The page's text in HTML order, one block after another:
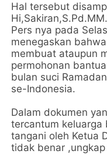
Hal tersebut
Pers nya pada
menegaskan
membuat ataupun
permohonan
bulan suci
se-Indonesia.
Dalam dokumen
tercantum keluarga
tangani oleh Ketua
tidak benar ,ungkap